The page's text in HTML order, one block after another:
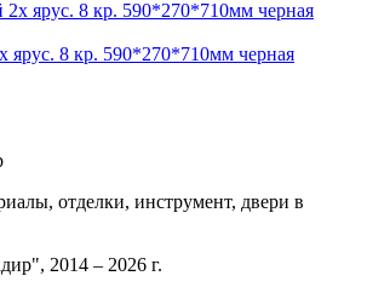
ярус. 8 кр. 590*270*710мм черная
отделки, инструмент, двери в
2014 – 2026 г.